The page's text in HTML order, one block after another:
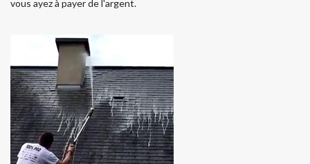
vous ayez à payer de l'argent.